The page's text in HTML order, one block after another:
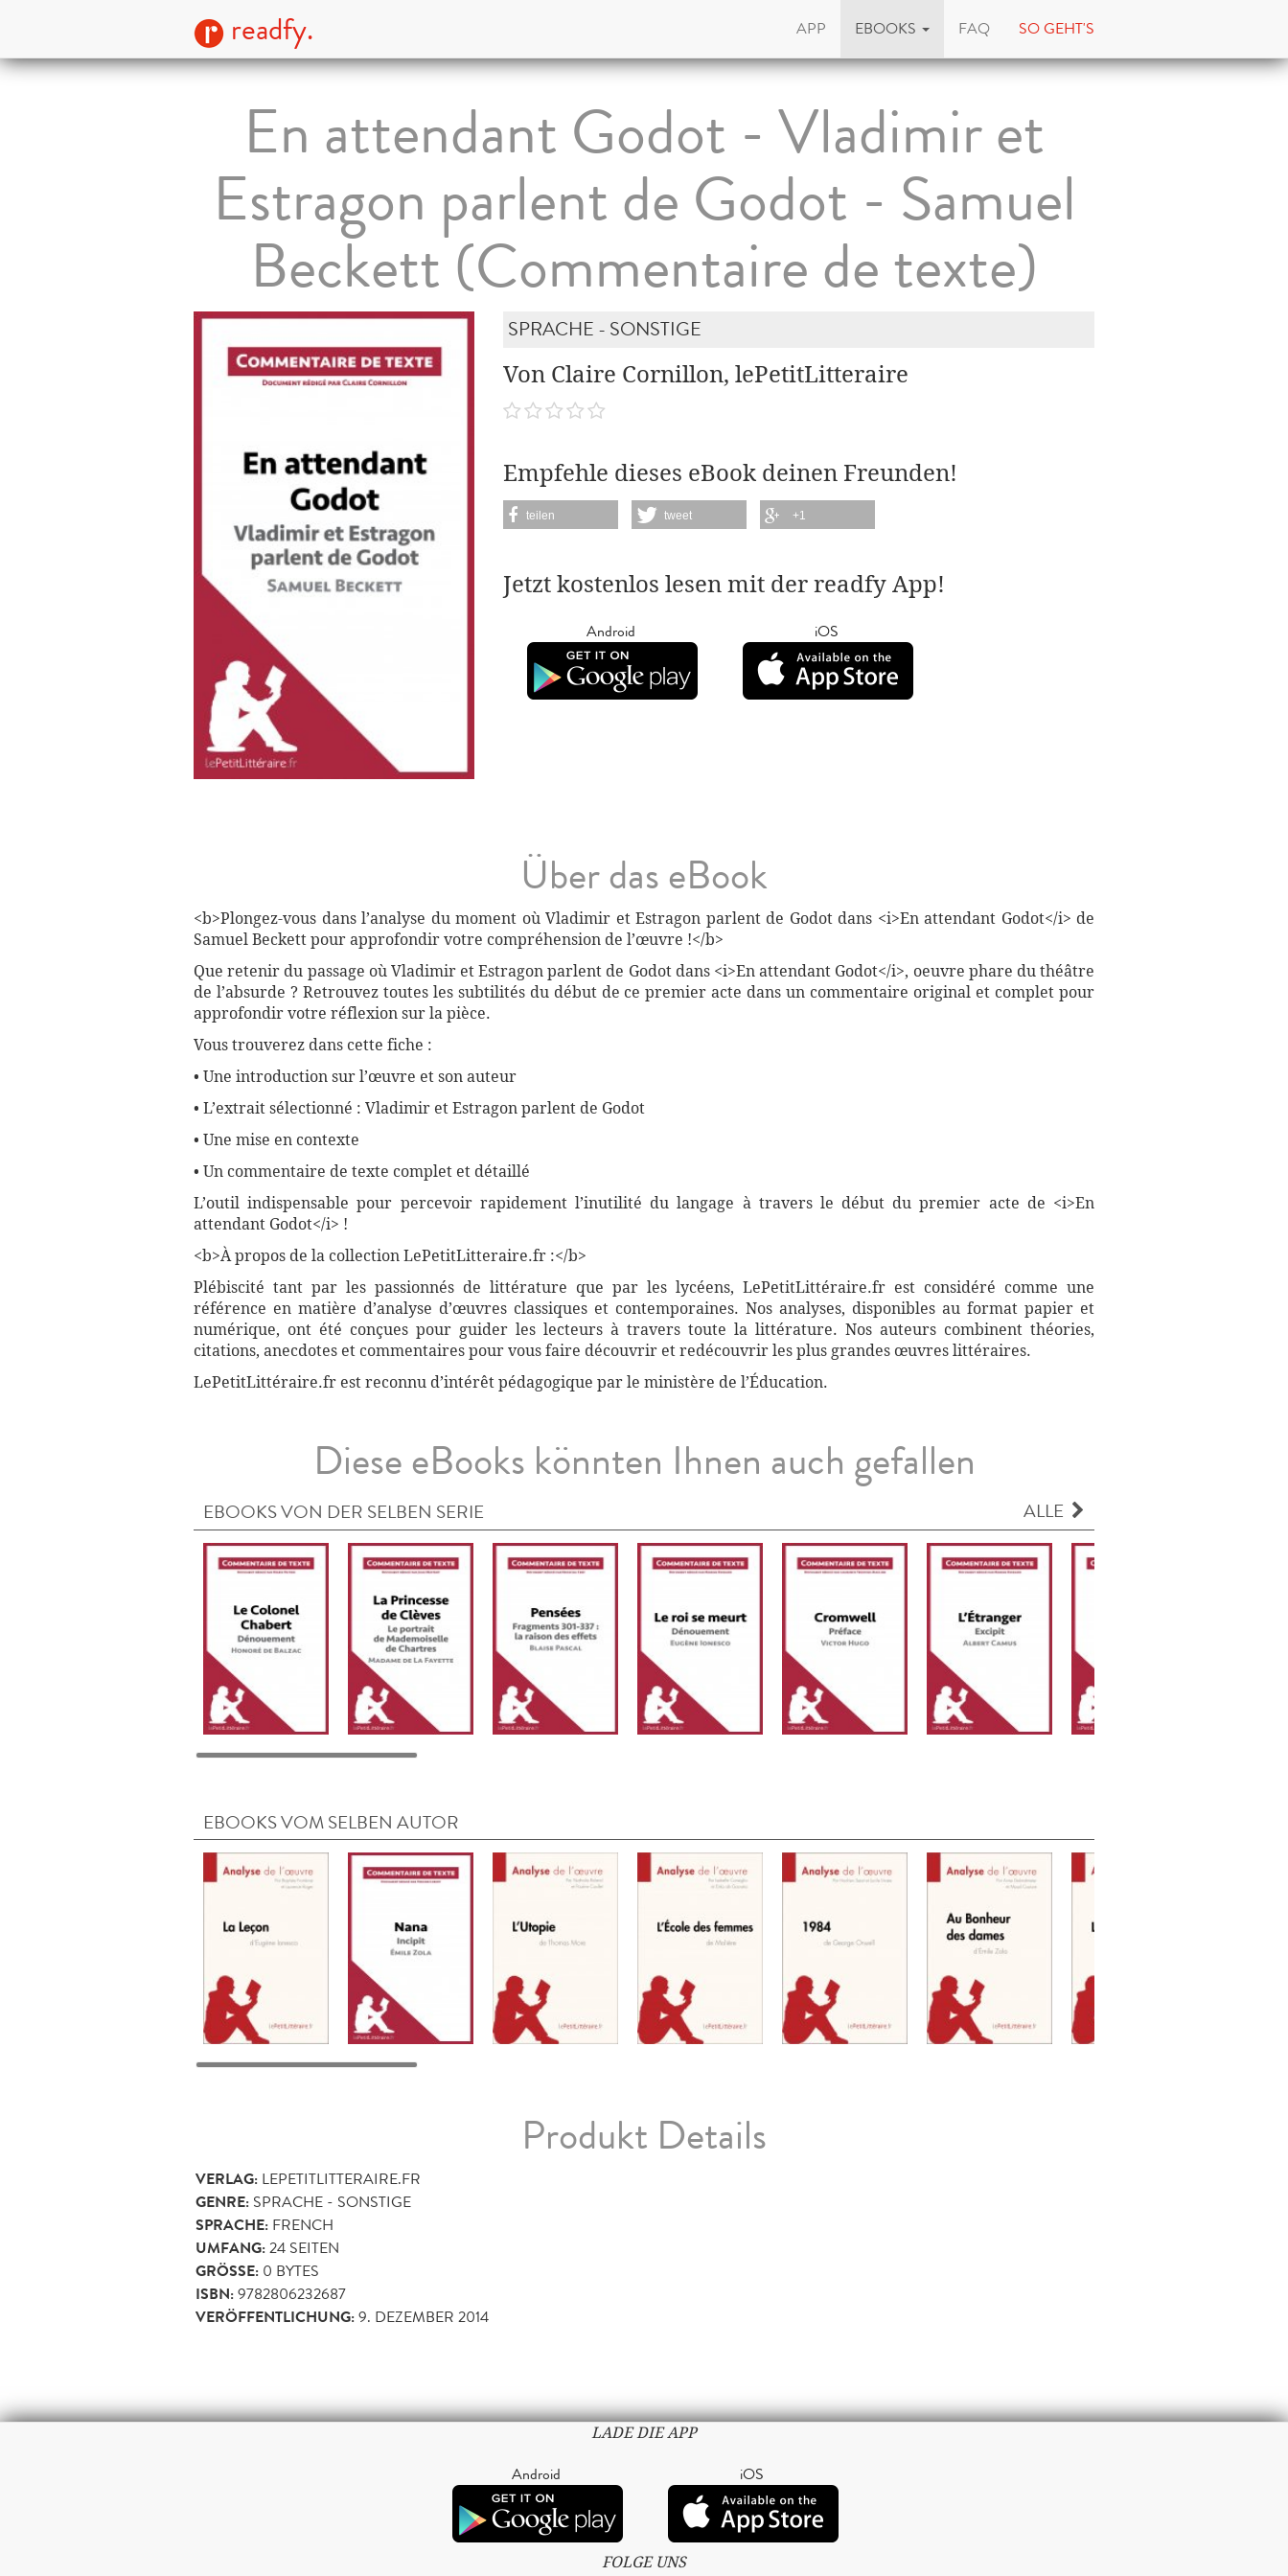
readfy. APP EBOOKS FAQ SO GEHT'S
En attendant Godot - Vladimir et
Estragon parlent de Godot - Samuel
Beckett (Commentaire de texte)
SPRACHE - SONSTIGE
Von Claire Cornillon, lePetitLitteraire
Empfehle dieses eBook deinen Freunden!
teilen tweet +1
Jetzt kostenlos lesen mit der readfy App!
Android iOS
Über das eBook
<b>Plongez-vous dans l’analyse du moment où Vladimir et Estragon parlent de Godot dans <i>En attendant Godot</i> de
Samuel Beckett pour approfondir votre compréhension de l’œuvre !</b>
Que retenir du passage où Vladimir et Estragon parlent de Godot dans <i>En attendant Godot</i>, oeuvre phare du théâtre
de l’absurde ? Retrouvez toutes les subtilités du début de ce premier acte dans un commentaire original et complet pour
approfondir votre réflexion sur la pièce.
Vous trouverez dans cette fiche :
• Une introduction sur l’œuvre et son auteur
• L’extrait sélectionné : Vladimir et Estragon parlent de Godot
• Une mise en contexte
• Un commentaire de texte complet et détaillé
L’outil indispensable pour percevoir rapidement l’inutilité du langage à travers le début du premier acte de <i>En
attendant Godot</i> !
<b>À propos de la collection LePetitLitteraire.fr :</b>
Plébiscité tant par les passionnés de littérature que par les lycéens, LePetitLittéraire.fr est considéré comme une
référence en matière d’analyse d’œuvres classiques et contemporaines. Nos analyses, disponibles au format papier et
numérique, ont été conçues pour guider les lecteurs à travers toute la littérature. Nos auteurs combinent théories,
citations, anecdotes et commentaires pour vous faire découvrir et redécouvrir les plus grandes œuvres littéraires.
LePetitLittéraire.fr est reconnu d’intérêt pédagogique par le ministère de l’Éducation.
Diese eBooks könnten Ihnen auch gefallen
EBOOKS VON DER SELBEN SERIE ALLE
EBOOKS VOM SELBEN AUTOR
Produkt Details
VERLAG: LEPETITLITTERAIRE.FR
GENRE: SPRACHE - SONSTIGE
SPRACHE: FRENCH
UMFANG:24 SEITEN
GRÖSSE: 0 BYTES
ISBN:9782806232687
VERÖFFENTLICHUNG:9. DEZEMBER 2014
LADE DIE APP
Android iOS
FOLGE UNS